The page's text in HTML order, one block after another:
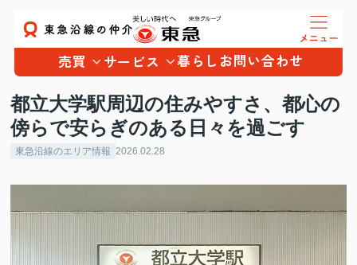
売買 サービス 暮らし お問い合わせ
都立大学駅周辺の住みやすさ、都心の
傍らで安らぎのある日々を過ごす
東急沿線のエリア情報 2026.02.28